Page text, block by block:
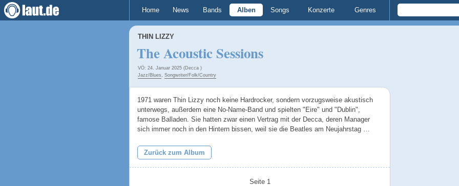
Home News Bands Alben Songs Konzerte Genres
THIN LIZZY
The Acoustic Sessions
VÖ: 24. Januar 2025 (Decca )
Jazz/Blues, Songwriter/Folk/Country
1971 waren Thin Lizzy noch keine Hardrocker, sondern vorzugsweise akustisch
unterwegs, außerdem eine No-Name-Band und spielten "Eire" und "Dublin",
famose Balladen. Sie hatten zwar einen Vertrag mit der Decca, deren Manager
sich immer noch in den Hintern bissen, weil sie die Beatles am Neujahrstag …
Zurück zum Album
Seite 1